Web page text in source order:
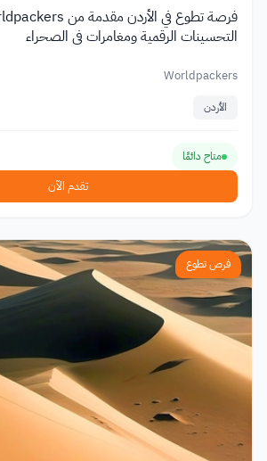
التحسينات الرقمية ومغامرات في الصحراء
Worldpackers
الأردن
متاح دائمًا
تقدم الآن
فرص تطوع